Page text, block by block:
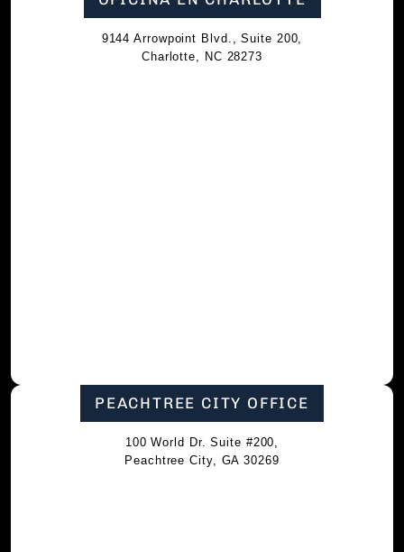
9144 Arrowpoint Blvd., Suite 200,
Charlotte, NC 28273
PEACHTREE CITY OFFICE
100 World Dr. Suite #200,
Peachtree City, GA 30269